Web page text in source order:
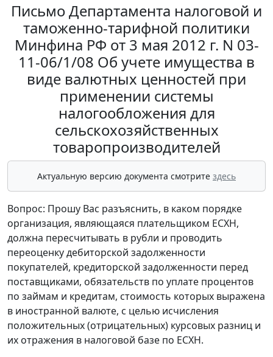
Письмо Департамента налоговой и
таможенно-тарифной политики
Минфина РФ от 3 мая 2012 г. N 03-
11-06/1/08 Об учете имущества в
виде валютных ценностей при
применении системы
налогообложения для
сельскохозяйственных
товаропроизводителей
Актуальную версию документа смотрите здесь
Вопрос: Прошу Вас разъяснить, в каком порядке
организация, являющаяся плательщиком ЕСХН,
должна пересчитывать в рубли и проводить
переоценку дебиторской задолженности
покупателей, кредиторской задолженности перед
поставщиками, обязательств по уплате процентов
по займам и кредитам, стоимость которых выражена
в иностранной валюте, с целью исчисления
положительных (отрицательных) курсовых разниц и
их отражения в налоговой базе по ЕСХН.